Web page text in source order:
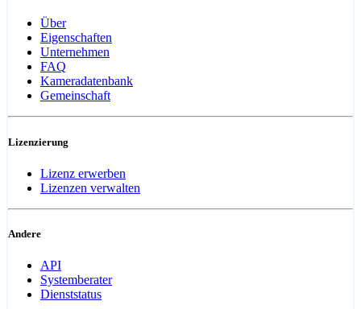
Über
Eigenschaften
Unternehmen
FAQ
Kameradatenbank
Gemeinschaft
Lizenzierung
Lizenz erwerben
Lizenzen verwalten
Andere
API
Systemberater
Dienststatus